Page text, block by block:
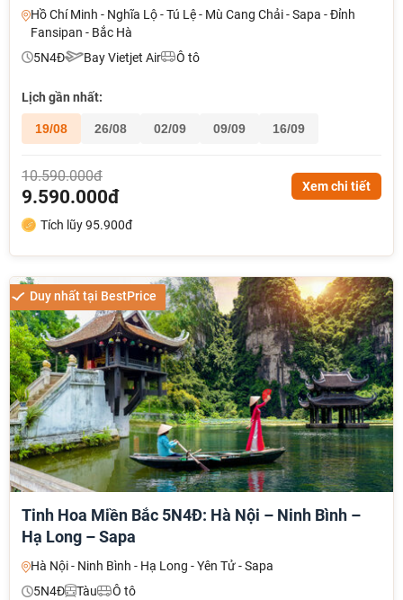
Hồ Chí Minh - Nghĩa Lộ - Tú Lệ - Mù Cang Chải - Sapa - Đỉnh
Fansipan - Bắc Hà
5N4Đ
Bay Vietjet Air Ô tô
Lịch gần nhất:
19/08 26/08 02/09 09/09 16/09
10.590.000đ
9.590.000đ Xem chi tiết
Tích lũy 95.900đ
Duy nhất tại BestPrice
Tinh Hoa Miền Bắc 5N4Đ: Hà Nội – Ninh Bình –
Hạ Long – Sapa
Hà Nội - Ninh Bình - Hạ Long - Yên Tử - Sapa
5N4Đ
Tàu
Ô tô